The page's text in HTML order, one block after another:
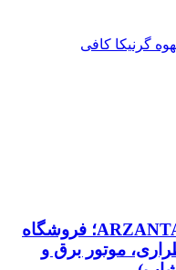
گرنیکا کافی
افتتاح رسمی ARZANTARIN.SHOP؛ فروشگاه
موتور برق و